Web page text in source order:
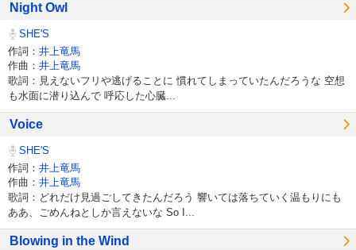
Night Owl
SHE'S
作詞： 井上竜馬
作曲： 井上竜馬
歌詞：見えないフリや逃げることに 慣れてしまっていたんだろうな 空想
も水面に潜り込んで 呼応した心臓...
Voice
SHE'S
作詞： 井上竜馬
作曲： 井上竜馬
歌詞：どれだけ見過ごしてきたんだろう 響いては落ちていく温もりにも
ああ、ごめんねとしか言えないな So I...
Blowing in the Wind